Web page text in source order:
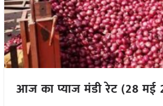
आज का प्याज मंडी रेट (28